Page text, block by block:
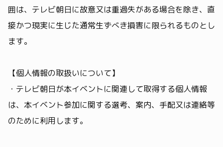
囲は、テレビ朝日に故意又は重過失がある場合を除き、直
接かつ現実に生じた通常生ずべき損害に限られるものとし
ます。
【個人情報の取扱いについて】
・テレビ朝日が本イベントに関連して取得する個人情報
は、本イベント参加に関する選考、案内、手配又は連絡等
のために利用します。